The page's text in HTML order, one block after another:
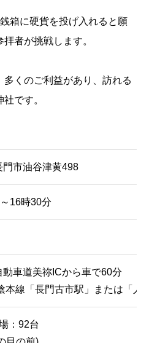
箱に硬貨を投げ入れると願
者が挑戦します。
くのご利益があり、訪れる
です。
門市油谷津黄498
16時30分
車道美祢ICから車で60分
線「長門古市駅」または「人
：92台